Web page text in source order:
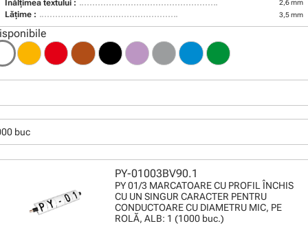
Înălţimea textului : 2,6 mm
Lăţime : 3,5 mm
buc
PY-01003BV90.1
PY 01/3 MARCATOARE CU PROFIL ÎNCHIS
CU UN SINGUR CARACTER PENTRU
CONDUCTOARE CU DIAMETRU MIC, PE
ROLĂ, ALB: 1 (1000 buc.)